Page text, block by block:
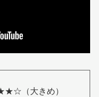
（大きめ）